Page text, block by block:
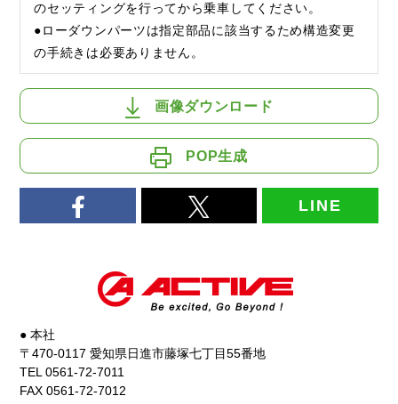
のセッティングを行ってから乗車してください。
●ローダウンパーツは指定部品に該当するため構造変更
の手続きは必要ありません。
画像ダウンロード
POP生成
LINE
● 本社
〒470-0117 愛知県日進市藤塚七丁目55番地
TEL 0561-72-7011
FAX 0561-72-7012